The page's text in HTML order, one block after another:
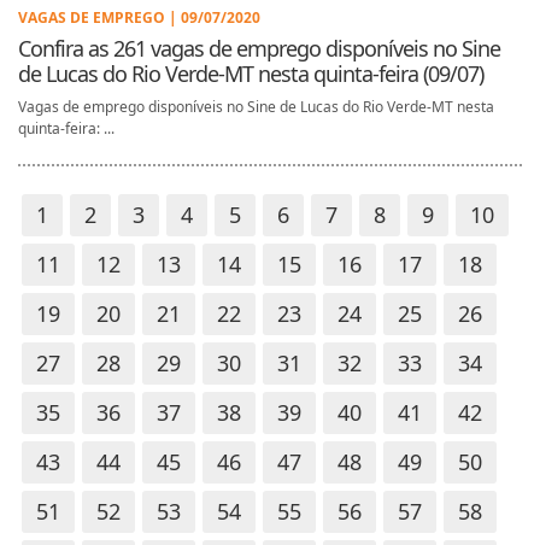
VAGAS DE EMPREGO | 09/07/2020
Confira as 261 vagas de emprego disponíveis no Sine
de Lucas do Rio Verde-MT nesta quinta-feira (09/07)
Vagas de emprego disponíveis no Sine de Lucas do Rio Verde-MT nesta
quinta-feira: ...
1 2 3 4 5 6 7 8 9
10
11
12 13 14 15 16 17
18
19
20 21 22 23 24 25
26
27
28 29 30 31 32 33
34
35
36 37 38 39 40 41
42
43
44 45 46 47 48 49
50
51
52 53 54 55 56 57
58